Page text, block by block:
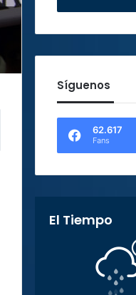
Síguenos
62.617
Fans
El Tiempo